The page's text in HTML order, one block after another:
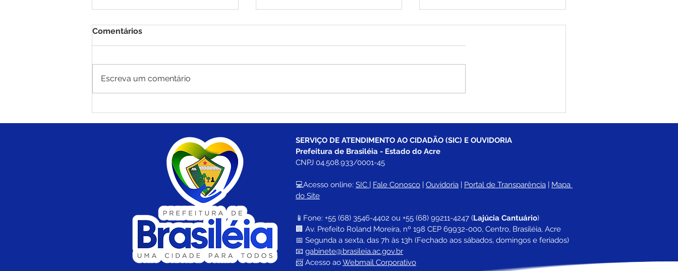
Escolar para fortalecer a
qualidade da educação
vai beneficiar mais de 100
famílias no Polo Wilson
Pinheiro
Escola na zona rural de
Brasiléia
Comentários
Escreva um comentário
SERVIÇO DE ATENDIMENTO AO CIDADÃO (SIC) E OUVIDORIA
Prefeitura de Brasiléia - Estado do Acre
CNPJ 04.508.933/0001-45
💻Acesso online: SIC Fale Conosco Ouvidoria Portal de Transparência
Mapa
do Site
📱Fone: +55 (68) 3546-4402 ou +55 (68) 99211-4247 (Lajúcia Cantuário)
🏢 Av. Prefeito Roland Moreira, nº 198 CEP 69932-000, Centro, Brasiléia, Acre
📅 Segunda a sexta, das 7h às 13h (Fechado aos sábados, domingos e feriados)
📧 gabinete@brasileia.ac.gov.br
📨 Acesso ao Webmail Corporativo